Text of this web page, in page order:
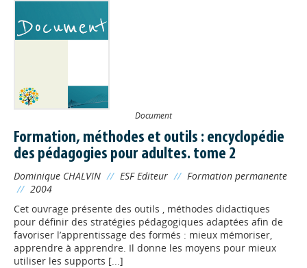
Document
Formation, méthodes et outils : encyclopédie
des pédagogies pour adultes. tome 2
Dominique CHALVIN // ESF Editeur // Formation permanente
// 2004
Cet ouvrage présente des outils , méthodes didactiques
pour définir des stratégies pédagogiques adaptées afin de
favoriser l’apprentissage des formés : mieux mémoriser,
apprendre à apprendre. Il donne les moyens pour mieux
utiliser les supports [...]